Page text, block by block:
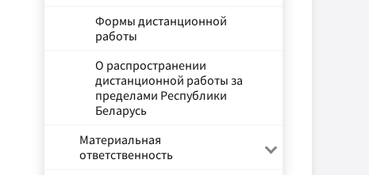
Формы дистанционной
работы
О распространении
дистанционной работы за
пределами Республики
Беларусь
Материальная
ответственность